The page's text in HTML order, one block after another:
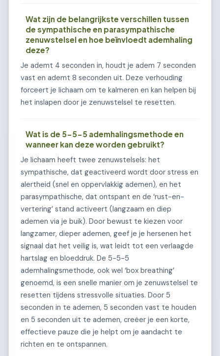
Wat zijn de belangrijkste verschillen tussen
de sympathische en parasympathische
zenuwstelsel en hoe beïnvloedt ademhaling
deze?
Je ademt 4 seconden in, houdt je adem 7 seconden
vast en ademt 8 seconden uit. Deze verhouding
forceert je lichaam om te kalmeren en kan helpen bij
het inslapen door je zenuwstelsel te resetten.
Wat is de 5-5-5 ademhalingsmethode en
wanneer kan deze worden gebruikt?
Je lichaam heeft twee zenuwstelsels: het
sympathische, dat geactiveerd wordt door stress en
alertheid (snel en oppervlakkig ademen), en het
parasympathische, dat ontspant en de ‘rust-en-
vertering’ stand activeert (langzaam en diep
ademen via je buik). Door bewust te kiezen voor
langzamer, dieper ademen, geef je je hersenen het
signaal dat het veilig is, wat leidt tot een verlaagde
hartslag en bloeddruk. De 5-5-5
ademhalingsmethode, ook wel ‘box breathing’
genoemd, is een snelle manier om je zenuwstelsel te
resetten tijdens stressvolle situaties. Door 5
seconden in te ademen, 5 seconden vast te houden
en 5 seconden uit te ademen, creëer je een korte,
effectieve pauze die je helpt om je aandacht te
richten en te ontspannen.